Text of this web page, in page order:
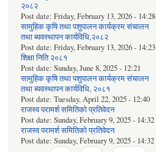
२०८२
Post date: Friday, February 13, 2026 - 14:28
सामुहिक कृषि तथा पशुपालन कार्यक्रम संचालन
तथा ब्यवस्थापन कार्यविधि,२०८२
Post date: Friday, February 13, 2026 - 14:23
शिक्षा निति २०८१
Post date: Sunday, June 8, 2025 - 12:21
सामुहिक कृषि तथा पशुपालन कार्यक्रम संचालन
तथा ब्यवस्थापन कार्यविधि, २०८१
Post date: Tuesday, April 22, 2025 - 12:40
राजस्व परामर्श समितिको प्रतिवेदन
Post date: Sunday, February 9, 2025 - 14:32
राजस्व परामर्श समितिको प्रतिवेदन
Post date: Sunday, February 9, 2025 - 14:32